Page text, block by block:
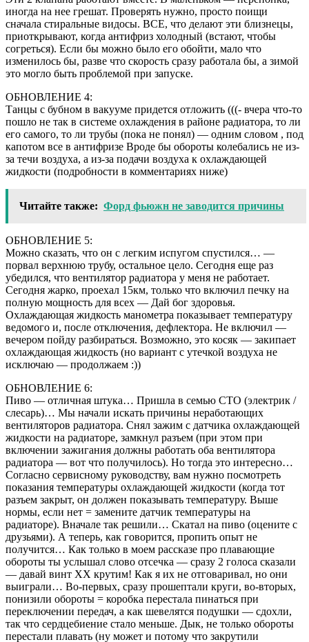
иногда на нее грешат. Проверять нужно, просто поищи
сначала стиральные видосы. ВСЕ, что делают эти близнецы,
приоткрывают, когда антифриз холодный (встают, чтобы
согреться). Если бы можно было его обойти, мало что
изменилось бы, разве что скорость сразу работала бы, а зимой
это могло быть проблемой при запуске.
ОБНОВЛЕНИЕ 4:
Танцы с бубном в вакууме придется отложить (((- вчера что-то
пошло не так в системе охлаждения в районе радиатора, то ли
его самого, то ли трубы (пока не понял) — одним словом , под
капотом все в антифризе Вроде бы обороты колебались не из-
за течи воздуха, а из-за подачи воздуха к охлаждающей
жидкости (подробности в комментариях ниже)
Читайте также: Форд фьюжн не заводится причины
ОБНОВЛЕНИЕ 5:
Можно сказать, что он с легким испугом спустился… —
порвал верхнюю трубу, остальное цело. Сегодня еще раз
убедился, что вентилятор радиатора у меня не работает.
Сегодня жарко, проехал 15км, только что включил печку на
полную мощность для всех — Дай бог здоровья.
Охлаждающая жидкость манометра показывает температуру
ведомого и, после отключения, дефлектора. Не включил —
вечером пойду разбираться. Возможно, это косяк — закипает
охлаждающая жидкость (но вариант с утечкой воздуха не
исключаю — продолжаем :))
ОБНОВЛЕНИЕ 6:
Пиво — отличная штука… Пришла в семью СТО (электрик /
слесарь)… Мы начали искать причины неработающих
вентиляторов радиатора. Снял зажим с датчика охлаждающей
жидкости на радиаторе, замкнул разъем (при этом при
включении зажигания должны работать оба вентилятора
радиатора — вот что получилось). Но тогда это интересно…
Согласно сервисному руководству, вам нужно посмотреть
показания температуры охлаждающей жидкости (когда тот
разъем закрыт, он должен показывать температуру. Выше
нормы, если нет = замените датчик температуры на
радиаторе). Вначале так решили… Скатал на пиво (оцените с
друзьями). А теперь, как говорится, пропить опыт не
получится… Как только в моем рассказе про плавающие
обороты ты услышал слово отсечка — сразу 2 голоса сказали
— давай винт ХХ крутим! Как я их не отговаривал, но они
выиграли… Во-первых, сразу прошептали круги, во-вторых,
понизили обороты = коробка перестала пинаться при
переключении передач, а как шевелятся подушки — сдохли,
так что сердцебиение стало меньше. Дык, не только обороты
перестали плавать (ну может и потому что закрутили